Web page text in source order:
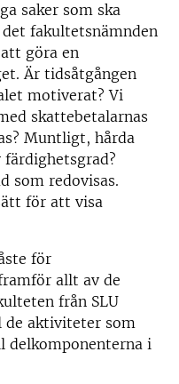
saker som ska
fakultetsnämnden
göra en
Är tidsåtgången
motiverat? Vi
skattebetalarnas
Muntligt, hårda
som redovisas.
för att visa
för
allt av de
från SLU
aktiviteter som
delkomponenterna i